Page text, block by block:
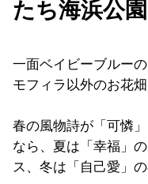
たち海浜公園
一面ベイビーブルー
モフィラ以外のお花
春の風物詩が「可憐
なら、夏は「幸福」
ス、冬は「自己愛」